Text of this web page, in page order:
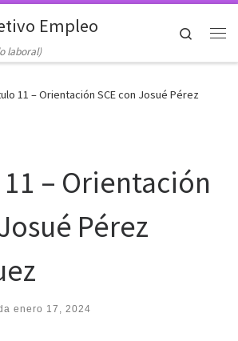
Empleo
laboral)
Search
11 – Orientación SCE con Josué Pérez
– Orientación
Pérez
enero 17, 2024